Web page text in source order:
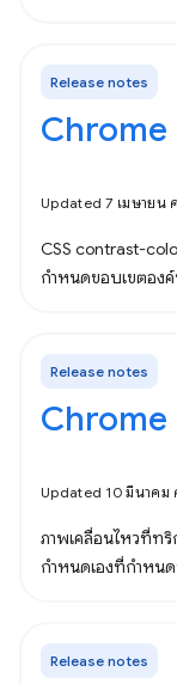
Release notes
Chrome
Updated 7 เมษายน
CSS contrast-
กำหนดขอบเขตอง
Release notes
Chrome
Updated 10 มีนาคม
ภาพเคลื่อนไหวที่ท
กำหนดเองที่กำหน
Release notes